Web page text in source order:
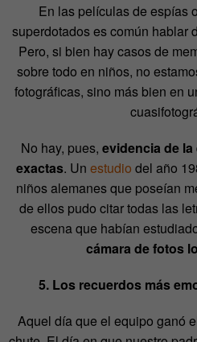
En las películas de espías
superdotados es común hablar
Pero, si bien hay casos de
sobre todo en niños, no
fotográficas, sino más bien en
No hay, pues, evidencia de
exactas. Un estudio del año
niños alemanes que poseían
de ellos pudo citar todas las
escena que habían
cámara de fotos
5. Los recuerdos más
Aquel día que el equipo ganó